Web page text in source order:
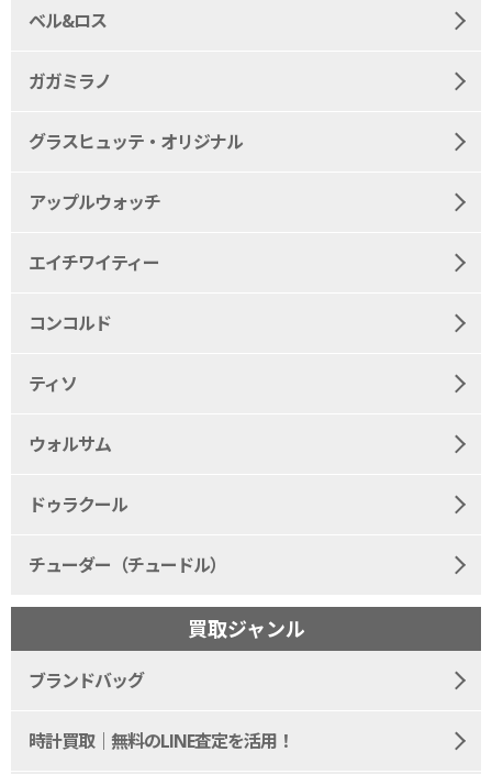
ベル&ロス
ガガミラノ
グラスヒュッテ・オリジナル
アップルウォッチ
エイチワイティー
コンコルド
ティソ
ウォルサム
ドゥラクール
チューダー（チュードル）
買取ジャンル
ブランドバッグ
時計買取｜無料のLINE査定を活用！